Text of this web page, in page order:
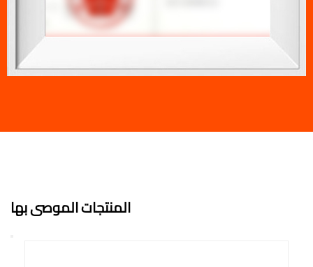
المنتجات الموصى بها